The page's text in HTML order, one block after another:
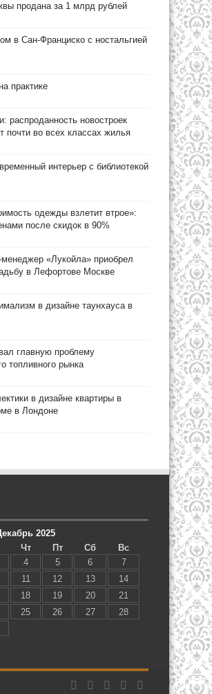
продана за 1 млрд рублей
в Сан-Франциско с ностальгией
практике
распроданность новостроек
почти во всех классах жилья
интерьер с библиотекой
одежды взлетит втрое»:
после скидок в 90%
«Лукойла» приобрел
в Лефортове Москве
в дизайне таунхауса в
главную проблему
топливного рынка
в дизайне квартиры в
в Лондоне
2025
Чт Пт Сб
Вс
4 5 6
7
11 12 13
14
18 19 20
21
25 26 27
28